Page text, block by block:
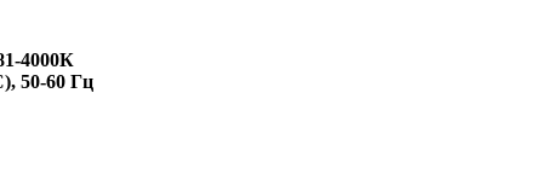
4000К
50-60 Гц